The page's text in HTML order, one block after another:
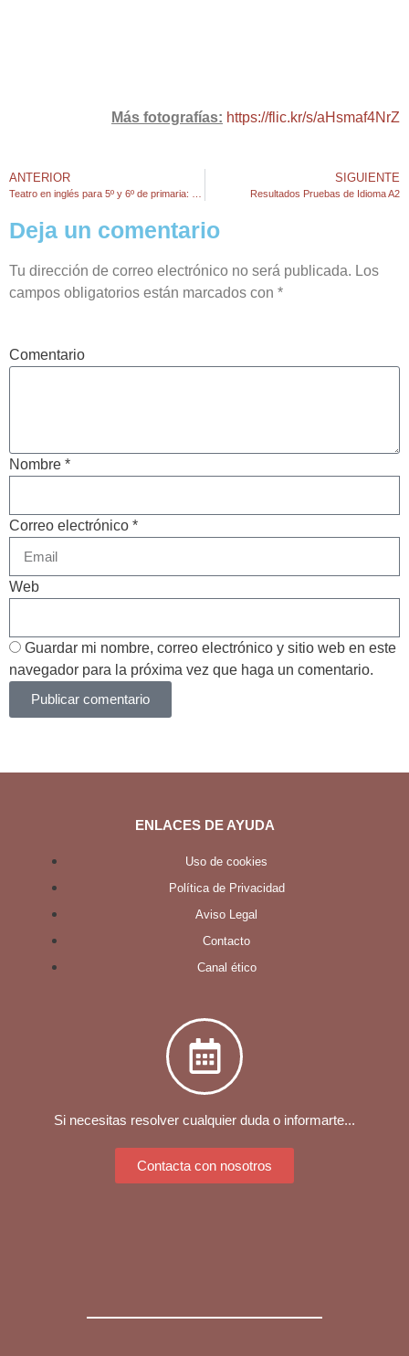
Más fotografías: https://flic.kr/s/aHsmaf4NrZ
ANTERIOR SIGUIENTE
Resultados Pruebas de Idioma A2
Deja un comentario
Tu dirección de correo electrónico no será publicada. Los
campos obligatorios están marcados con *
Comentario
Nombre *
Correo electrónico *
Web
Guardar mi nombre, correo electrónico y sitio web en este
navegador para la próxima vez que haga un comentario.
Publicar comentario
ENLACES DE AYUDA
Uso de cookies
Política de Privacidad
Aviso Legal
Contacto
Canal ético
Si necesitas resolver cualquier duda o informarte...
Contacta con nosotros